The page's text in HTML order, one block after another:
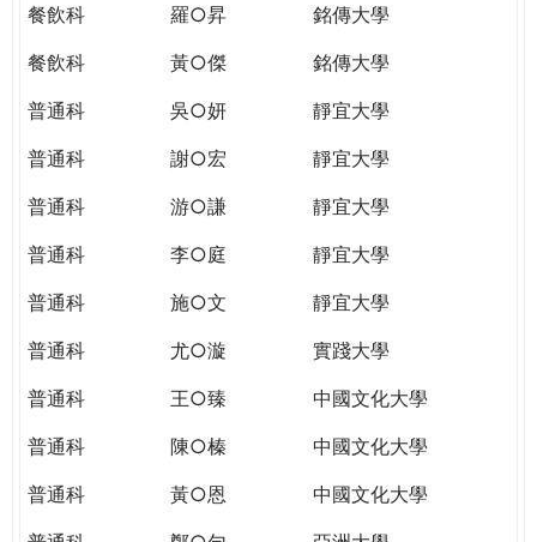
餐飲科
羅○昇
銘傳大學
餐飲科
黃○傑
銘傳大學
普通科
吳○妍
靜宜大學
普通科
謝○宏
靜宜大學
普通科
游○謙
靜宜大學
普通科
李○庭
靜宜大學
普通科
施○文
靜宜大學
普通科
尤○漩
實踐大學
普通科
王○臻
中國文化大學
普通科
陳○榛
中國文化大學
普通科
黃○恩
中國文化大學